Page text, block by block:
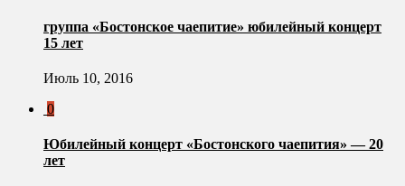
группа «Бостонское чаепитие» юбилейный концерт
15 лет
Июль 10, 2016
0
Юбилейный концерт «Бостонского чаепития» — 20
лет